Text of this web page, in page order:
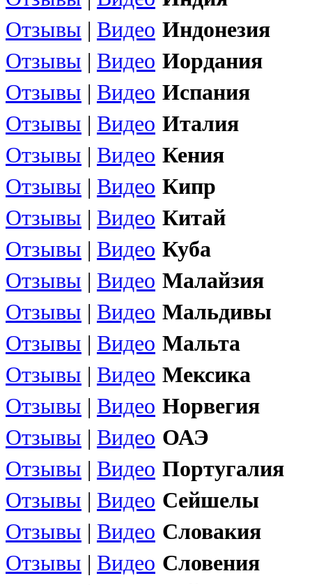
Отзывы | Видео Индонезия
Отзывы | Видео Иордания
Отзывы | Видео Испания
Отзывы | Видео Италия
Отзывы | Видео Кения
Отзывы | Видео Кипр
Отзывы | Видео Китай
Отзывы | Видео Куба
Отзывы | Видео Малайзия
Отзывы | Видео Мальдивы
Отзывы | Видео Мальта
Отзывы | Видео Мексика
Отзывы | Видео Норвегия
Отзывы | Видео ОАЭ
Отзывы | Видео Португалия
Отзывы | Видео Сейшелы
Отзывы | Видео Словакия
Отзывы | Видео Словения